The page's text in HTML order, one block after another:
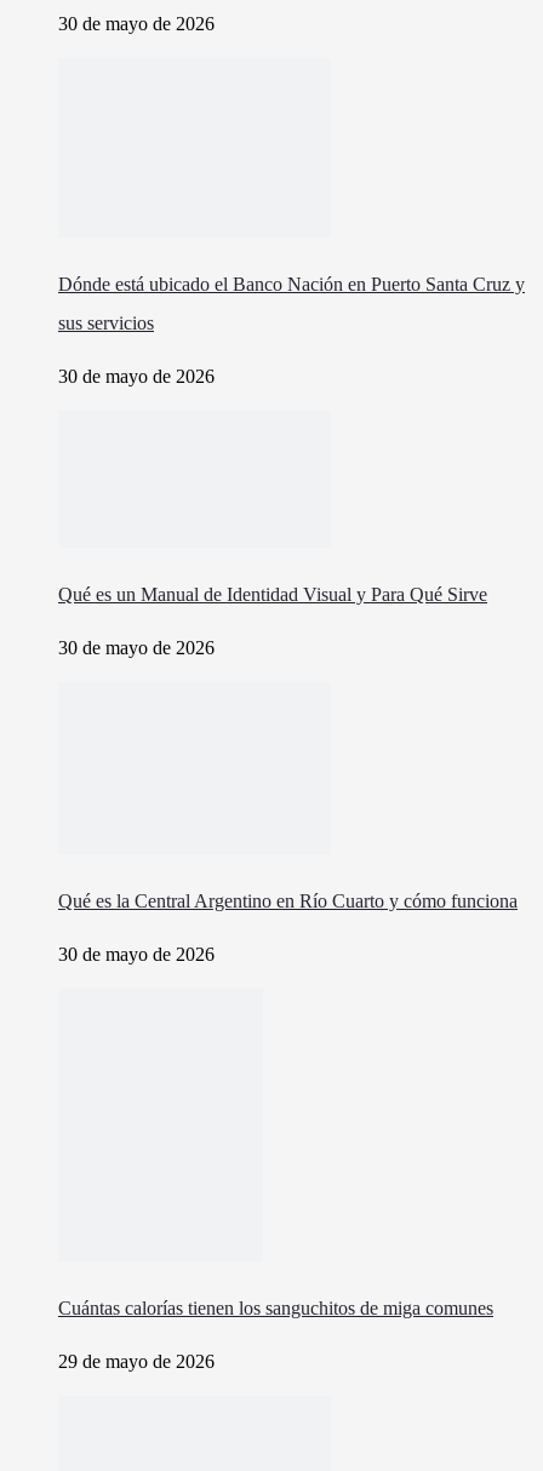
30 de mayo de 2026
Dónde está ubicado el Banco Nación en Puerto Santa Cruz y
sus servicios
30 de mayo de 2026
Qué es un Manual de Identidad Visual y Para Qué Sirve
30 de mayo de 2026
Qué es la Central Argentino en Río Cuarto y cómo funciona
30 de mayo de 2026
Cuántas calorías tienen los sanguchitos de miga comunes
29 de mayo de 2026